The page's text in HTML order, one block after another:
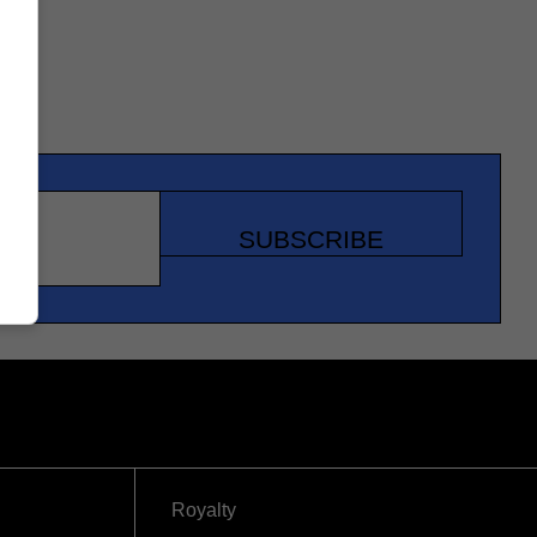
SUBSCRIBE
Royalty